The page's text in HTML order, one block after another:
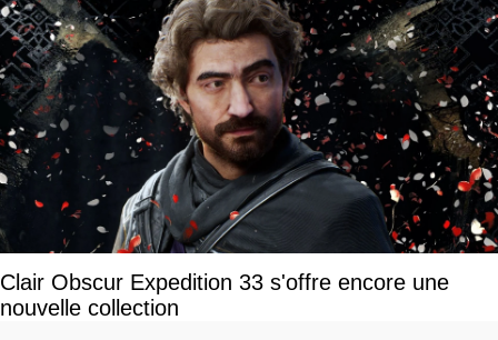
Clair Obscur Expedition 33 s'offre encore une
nouvelle collection